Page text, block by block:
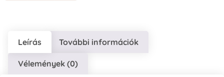
Leírás További információk
Vélemények (0)